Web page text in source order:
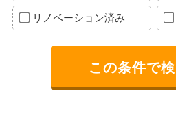
リノベーション済み